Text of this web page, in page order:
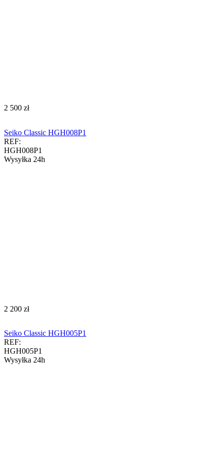
‍2 500‍ zł
Seiko Classic HGH008P1
REF:
HGH008P1
Wysyłka 24h
‍2 200‍ zł
Seiko Classic HGH005P1
REF:
HGH005P1
Wysyłka 24h